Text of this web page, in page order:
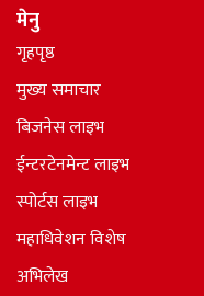
मेनु
गृहपृष्ठ
मुख्य समाचार
बिजनेस लाइभ
ईन्टरटेनमेन्ट लाइभ
स्पोर्टस लाइभ
महाधिवेशन विशेष
अभिलेख